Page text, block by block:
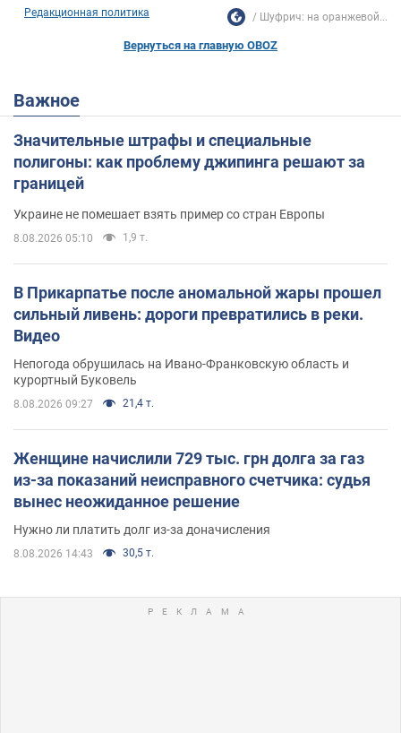
Редакционная политика Шуфрич: на оранжевой...
Вернуться на главную OBOZ
Важное
Значительные штрафы и специальные
полигоны: как проблему джипинга решают за
границей
Украине не помешает взять пример со стран Европы
8.08.2026 05:10 1,9 т.
В Прикарпатье после аномальной жары прошел
сильный ливень: дороги превратились в реки.
Видео
Непогода обрушилась на Ивано-Франковскую область и
курортный Буковель
8.08.2026 09:27 21,4 т.
Женщине начислили 729 тыс. грн долга за газ
из-за показаний неисправного счетчика: судья
вынес неожиданное решение
Нужно ли платить долг из-за доначисления
8.08.2026 14:43 30,5 т.